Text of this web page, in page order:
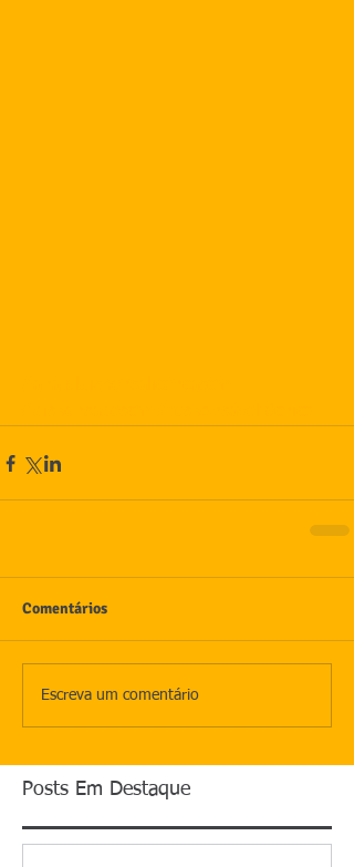
Comentários
Escreva um comentário
Posts Em Destaque